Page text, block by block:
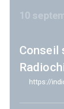
10
Conseil
https://